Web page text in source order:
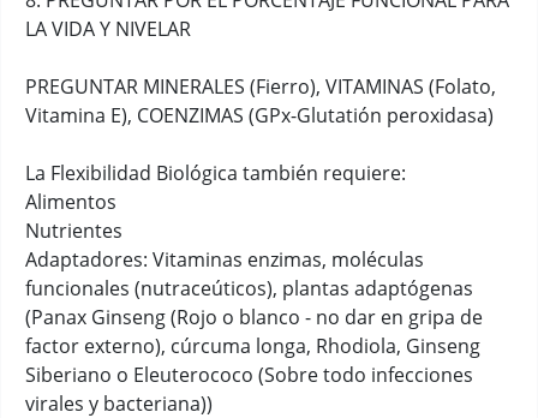
LA VIDA Y NIVELAR
PREGUNTAR MINERALES (Fierro), VITAMINAS (Folato,
Vitamina E), COENZIMAS (GPx-Glutatión peroxidasa)
La Flexibilidad Biológica también requiere:
Alimentos
Nutrientes
Adaptadores: Vitaminas enzimas, moléculas
funcionales (nutraceúticos), plantas adaptógenas
(Panax Ginseng (Rojo o blanco - no dar en gripa de
factor externo), cúrcuma longa, Rhodiola, Ginseng
Siberiano o Eleuterococo (Sobre todo infecciones
virales y bacteriana))